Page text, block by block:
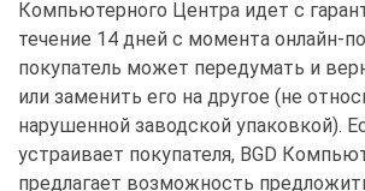
Компьютерного Центра идет с
течение 14 дней с момента онлайн-
покупатель может передумать и
или заменить его на другое (не
нарушенной заводской упаковкой).
устраивает покупателя, BGD
предлагает возможность